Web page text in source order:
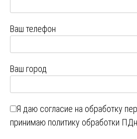
Ваш телефон
Ваш город
Я даю согласие на обработку
принимаю политику обработки